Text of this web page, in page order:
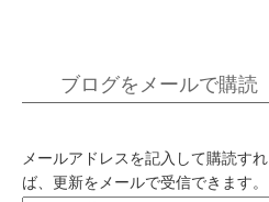
ブログをメールで購読
メールアドレスを記入して購読すれ
ば、更新をメールで受信できます。